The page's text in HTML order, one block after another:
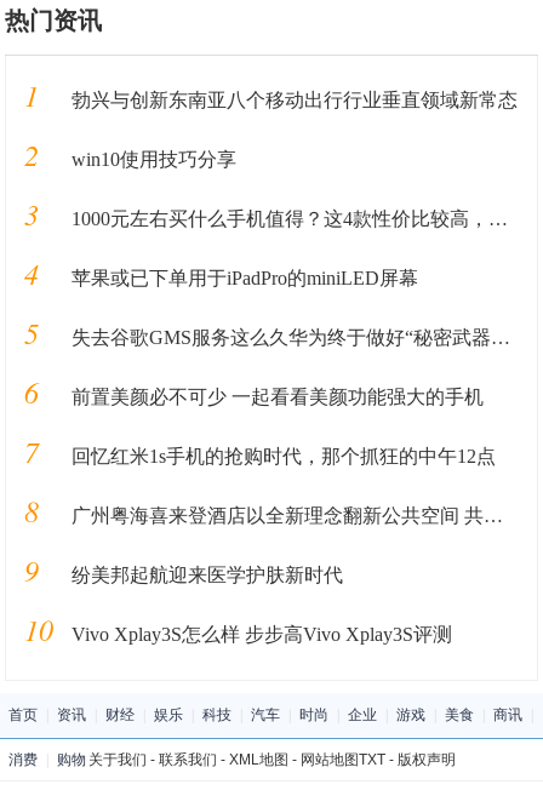
热门资讯
1 勃兴与创新东南亚八个移动出行行业垂直领域新常态
2 win10使用技巧分享
3 1000元左右买什么手机值得？这4款性价比较高，可能你会喜欢
4 苹果或已下单用于iPadPro的miniLED屏幕
5 失去谷歌GMS服务这么久华为终于做好“秘密武器”准备重回国际市场
6 前置美颜必不可少 一起看看美颜功能强大的手机
7 回忆红米1s手机的抢购时代，那个抓狂的中午12点
8 广州粤海喜来登酒店以全新理念翻新公共空间 共享大堂闪耀揭幕
9 纷美邦起航迎来医学护肤新时代
10 Vivo Xplay3S怎么样 步步高Vivo Xplay3S评测
首页 资讯 财经 娱乐 科技 汽车 时尚 企业 游戏 美食 商讯
消费 购物 关于我们 - 联系我们 - XML地图 - 网站地图TXT- 版权声明